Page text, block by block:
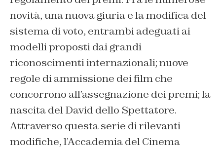
novità, una nuova giuria e la modifica del
sistema di voto, entrambi adeguati ai
modelli proposti dai grandi
riconoscimenti internazionali; nuove
regole di ammissione dei film che
concorrono all’assegnazione dei premi; la
nascita del David dello Spettatore.
Attraverso questa serie di rilevanti
modifiche, l’Accademia del Cinema